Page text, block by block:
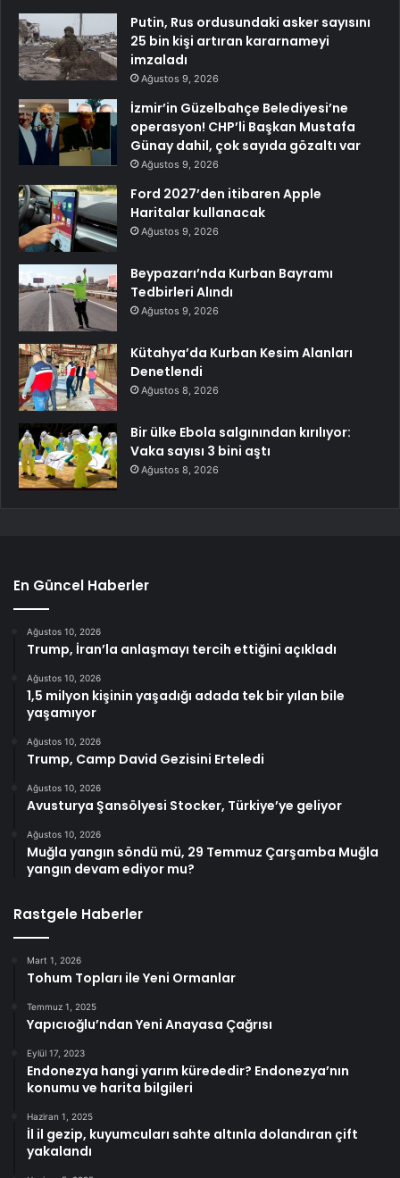
Putin, Rus ordusundaki asker sayısını
25 bin kişi artıran kararnameyi
imzaladı
Ağustos 9, 2026
İzmir’in Güzelbahçe Belediyesi’ne
operasyon! CHP’li Başkan Mustafa
Günay dahil, çok sayıda gözaltı var
Ağustos 9, 2026
Ford 2027’den itibaren Apple
Haritalar kullanacak
Ağustos 9, 2026
Beypazarı’nda Kurban Bayramı
Tedbirleri Alındı
Ağustos 9, 2026
Kütahya’da Kurban Kesim Alanları
Denetlendi
Ağustos 8, 2026
Bir ülke Ebola salgınından kırılıyor:
Vaka sayısı 3 bini aştı
Ağustos 8, 2026
En Güncel Haberler
Ağustos 10, 2026
Trump, İran’la anlaşmayı tercih ettiğini açıkladı
Ağustos 10, 2026
1,5 milyon kişinin yaşadığı adada tek bir yılan bile
yaşamıyor
Ağustos 10, 2026
Trump, Camp David Gezisini Erteledi
Ağustos 10, 2026
Avusturya Şansölyesi Stocker, Türkiye’ye geliyor
Ağustos 10, 2026
Muğla yangın söndü mü, 29 Temmuz Çarşamba Muğla
yangın devam ediyor mu?
Rastgele Haberler
Mart 1, 2026
Tohum Topları ile Yeni Ormanlar
Temmuz 1, 2025
Yapıcıoğlu’ndan Yeni Anayasa Çağrısı
Eylül 17, 2023
Endonezya hangi yarım kürededir? Endonezya’nın
konumu ve harita bilgileri
Haziran 1, 2025
İl il gezip, kuyumcuları sahte altınla dolandıran çift
yakalandı